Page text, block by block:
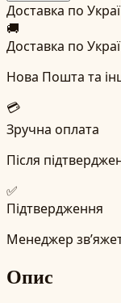
Доставка по
🚚
Доставка по
Нова Пошта та
💳
Зручна оплата
Після
✅
Підтвердження
Менеджер
Опис